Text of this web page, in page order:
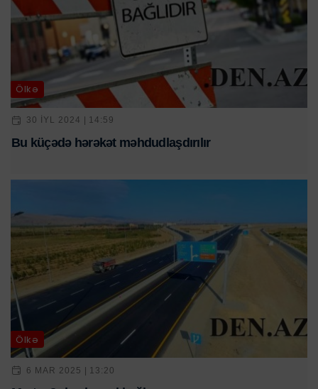
Ölkə
30 IYL 2024 | 14:59
Bu küçədə hərəkət məhdudlaşdırılır
Ölkə
6 MAR 2025 | 13:20